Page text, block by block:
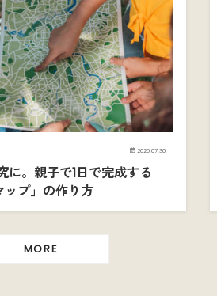
2026.07.30
に。親子で1日で完成する
ップ」の作り方
MORE